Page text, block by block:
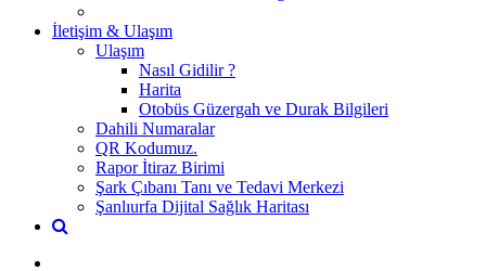
İletişim & Ulaşım
Ulaşım
Nasıl Gidilir ?
Harita
Otobüs Güzergah ve Durak Bilgileri
Dahili Numaralar
QR Kodumuz.
Rapor İtiraz Birimi
Şark Çıbanı Tanı ve Tedavi Merkezi
Şanlıurfa Dijital Sağlık Haritası